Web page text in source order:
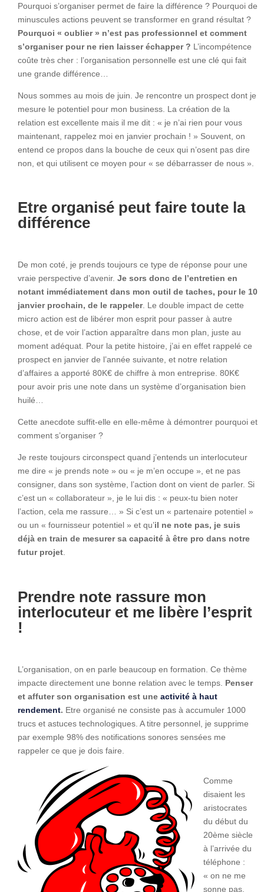
Pourquoi s’organiser permet de faire la différence ? Pourquoi de
minuscules actions peuvent se transformer en grand résultat ?
Pourquoi « oublier » n’est pas professionnel et comment
s’organiser pour ne rien laisser échapper ? L’incompétence
coûte très cher : l’organisation personnelle est une clé qui fait
une grande différence…
Nous sommes au mois de juin. Je rencontre un prospect dont je
mesure le potentiel pour mon business. La création de la
relation est excellente mais il me dit : « je n’ai rien pour vous
maintenant, rappelez moi en janvier prochain ! » Souvent, on
entend ce propos dans la bouche de ceux qui n’osent pas dire
non, et qui utilisent ce moyen pour « se débarrasser de nous ».
Etre organisé peut faire toute la
différence
De mon coté, je prends toujours ce type de réponse pour une
vraie perspective d’avenir. Je sors donc de l’entretien en
notant immédiatement dans mon outil de taches, pour le 10
janvier prochain, de le rappeler. Le double impact de cette
micro action est de libérer mon esprit pour passer à autre
chose, et de voir l’action apparaître dans mon plan, juste au
moment adéquat. Pour la petite histoire, j’ai en effet rappelé ce
prospect en janvier de l’année suivante, et notre relation
d’affaires a apporté 80K€ de chiffre à mon entreprise. 80K€
pour avoir pris une note dans un système d’organisation bien
huilé…
Cette anecdote suffit-elle en elle-même à démontrer pourquoi et
comment s’organiser ?
Je reste toujours circonspect quand j’entends un interlocuteur
me dire « je prends note » ou « je m’en occupe », et ne pas
consigner, dans son système, l’action dont on vient de parler. Si
c’est un « collaborateur », je le lui dis : « peux-tu bien noter
l’action, cela me rassure… » Si c’est un « partenaire potentiel »
ou un « fournisseur potentiel » et qu’il ne note pas, je suis
déjà en train de mesurer sa capacité à être pro dans notre
futur projet
Prendre note rassure mon
interlocuteur et me libère l’esprit
!
L’organisation, on en parle beaucoup en formation. Ce thème
impacte directement une bonne relation avec le temps. Penser
et affuter son organisation est une activité à haut
rendement. Etre organisé ne consiste pas à accumuler 1000
trucs et astuces technologiques. A titre personnel, je supprime
par exemple 98% des notifications sonores sensées me
rappeler ce que je dois faire.
Comme
disaient les
aristocrates
du début du
20ème siècle
à l’arrivée du
téléphone :
« on ne me
sonne pas,